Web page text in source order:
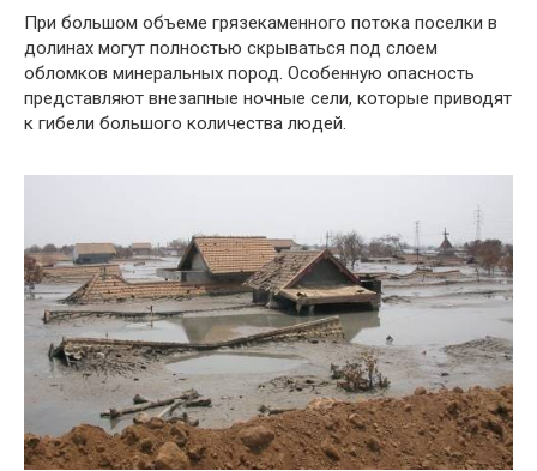
При большом объеме грязекаменного потока поселки в
долинах могут полностью скрываться под слоем
обломков минеральных пород. Особенную опасность
представляют внезапные ночные сели, которые приводят
к гибели большого количества людей.